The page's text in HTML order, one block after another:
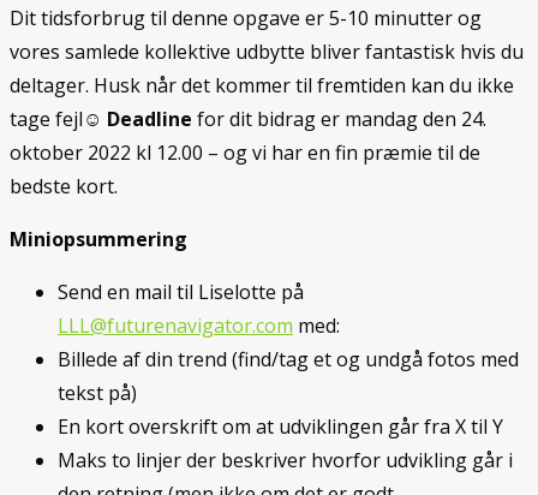
Dit tidsforbrug til denne opgave er 5-10 minutter og
vores samlede kollektive udbytte bliver fantastisk hvis du
deltager. Husk når det kommer til fremtiden kan du ikke
tage fejl☺ Deadline for dit bidrag er mandag den 24.
oktober 2022 kl 12.00 – og vi har en fin præmie til de
bedste kort.
Miniopsummering
Send en mail til Liselotte på
LLL@futurenavigator.com med:
Billede af din trend (find/tag et og undgå fotos med
tekst på)
En kort overskrift om at udviklingen går fra X til Y
Maks to linjer der beskriver hvorfor udvikling går i